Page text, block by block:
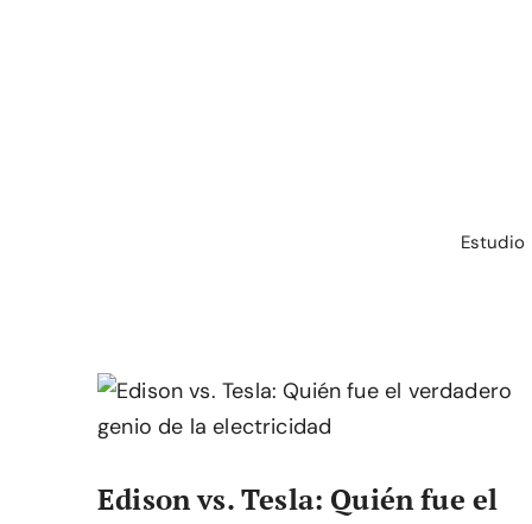
Estudio
Edison vs. Tesla: Quién fue el